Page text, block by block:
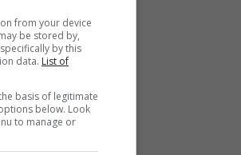
një
llojin
15 milje në
ndërtesa
për
from your device
be stored by,
by this
data. List of
basis of legitimate
below. Look
to manage or